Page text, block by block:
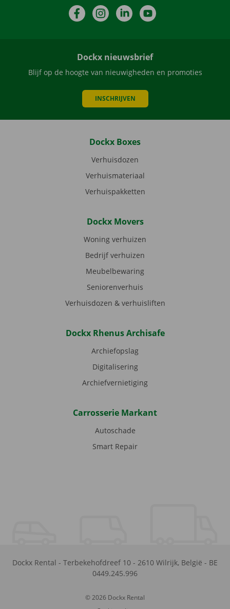
FacebookInstagramLinkedIn
Dockx nieuwsbrief
Blijf op de hoogte van nieuwigheden en promoties
INSCHRIJVEN
Dockx Boxes
Verhuisdozen
Verhuismateriaal
Verhuispakketten
Dockx Movers
Woning verhuizen
Bedrijf verhuizen
Meubelbewaring
Seniorenverhuis
Verhuisdozen & verhuisliften
Dockx Rhenus Archisafe
Archiefopslag
Digitalisering
Archiefvernietiging
Carrosserie Markant
Autoschade
Smart Repair
Dockx Rental - Terbekehofdreef 10 - 2610 Wilrijk, België - BE
0449.245.996
© 2026 Dockx Rental